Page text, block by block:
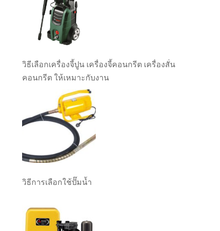
วิธีเลือกเครื่องจี้ปูน เครื่องจี้คอนกรีต เครื่องสั่น
คอนกรีต ให้เหมาะกับงาน
วิธีการเลือกใช้ปั๊มน้ำ